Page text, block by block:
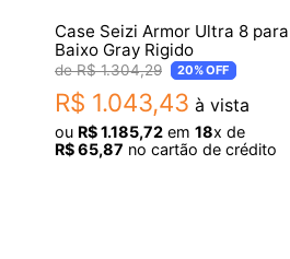
Case Seizi Armor Ultra 8 para
Baixo Gray Rigido
R$ 1.304,29 20%OFF
R$ 1.043,43 à vista
ou R$1.185,72 em 18x de
R$65,87 no cartão de crédito